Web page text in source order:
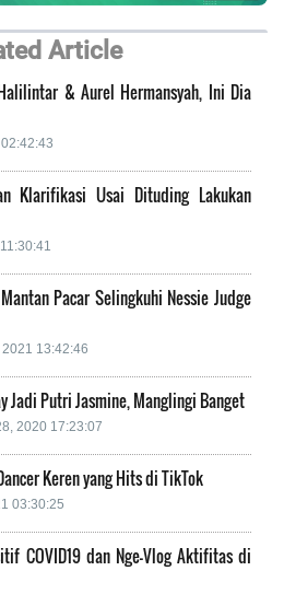
Article
& Aurel Hermansyah, Ini Dia
Klarifikasi Usai Dituding Lakukan
Pacar Selingkuhi Nessie Judge
13:42:46
Jadi Putri Jasmine, Manglingi Banget
2020 17:23:07
Keren yang Hits di TikTok
03:30:25
COVID19 dan Nge-Vlog Aktifitas di